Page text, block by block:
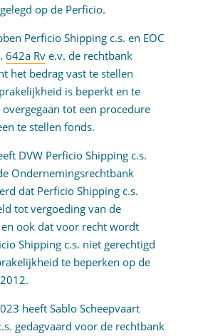
op de Perficio.
Perficio Shipping c.s. en EOC
642a Rve.v. de rechtbank
het bedrag vast te stellen
is beperkt en te
tot een procedure
te stellen fonds.
DVW Perficio Shipping c.s.
Ondernemingsrechtbank
dat Perficio Shipping c.s.
tot vergoeding van de
ook dat voor recht wordt
Shipping c.s. niet gerechtigd
te beperken op de
heeft Sablo Scheepvaart
gedagvaard voor de rechtbank